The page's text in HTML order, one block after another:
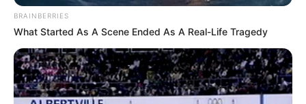
Detail
Judul: Stock Struck / 개미가 타고 있어요
Judul lain: Ants Are Riding / Ant Is Riding / Gaemiga Tago
Isseoyo
BRAINBERRIES
What Started As A Scene Ended As A Real-Life Tragedy